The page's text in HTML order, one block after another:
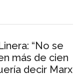
“No se
más de cien
decir Marx